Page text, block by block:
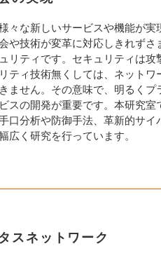
々な新しいサービスや機能が実
や技術が変革に対応しきれずさ
リティです。セキュリティは攻
ティ技術無くしては、ネットワ
ません。その意味で、明るくプ
スの開発が重要です。本研究室
口分析や防御手法、革新的サイ
く研究を行っています。
スネットワーク